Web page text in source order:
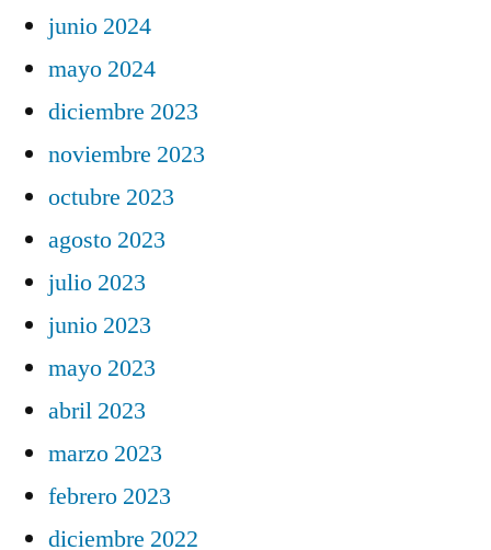
junio 2024
mayo 2024
diciembre 2023
noviembre 2023
octubre 2023
agosto 2023
julio 2023
junio 2023
mayo 2023
abril 2023
marzo 2023
febrero 2023
diciembre 2022